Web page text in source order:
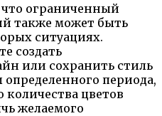
ограниченный
также может быть
ситуациях.
создать
или сохранить стиль
периода,
цветов
желаемого